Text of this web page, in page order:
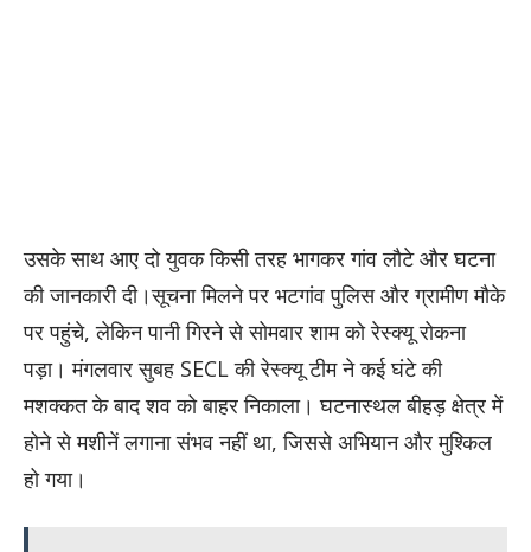
उसके साथ आए दो युवक किसी तरह भागकर गांव लौटे और घटना
की जानकारी दी।सूचना मिलने पर भटगांव पुलिस और ग्रामीण मौके
पर पहुंचे, लेकिन पानी गिरने से सोमवार शाम को रेस्क्यू रोकना
पड़ा। मंगलवार सुबह SECL की रेस्क्यू टीम ने कई घंटे की
मशक्कत के बाद शव को बाहर निकाला। घटनास्थल बीहड़ क्षेत्र में
होने से मशीनें लगाना संभव नहीं था, जिससे अभियान और मुश्किल
हो गया।